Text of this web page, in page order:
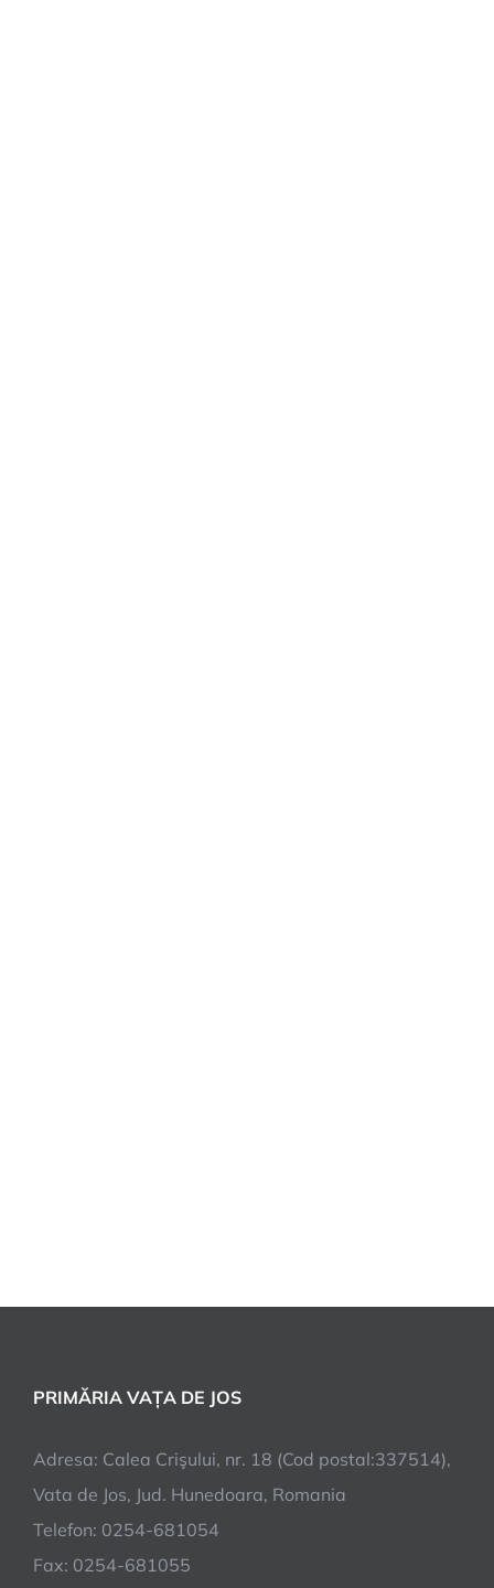
PRIMĂRIA VAȚA DE JOS
Adresa: Calea Crişului, nr. 18 (Cod postal:337514),
Vata de Jos, Jud. Hunedoara, Romania
Telefon: 0254-681054
Fax: 0254-681055